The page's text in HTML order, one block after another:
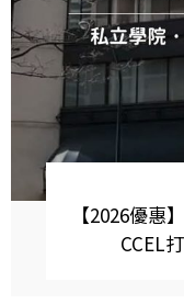
【2026優
CCEL